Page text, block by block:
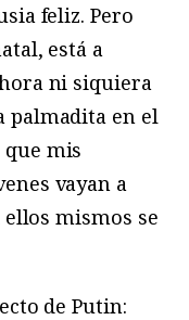
feliz. Pero
está a
ni siquiera
palmadita en el
mis
vayan a
mismos se
de Putin: